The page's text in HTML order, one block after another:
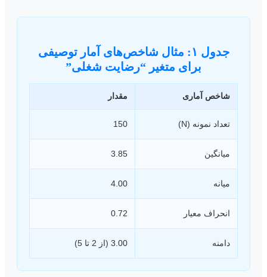
جدول ۱: مثال شاخص‌های آمار توصیفی
برای متغیر “رضایت شغلی”
شاخص آماری
تعداد نمونه (N)
میانگین
انحراف معیار